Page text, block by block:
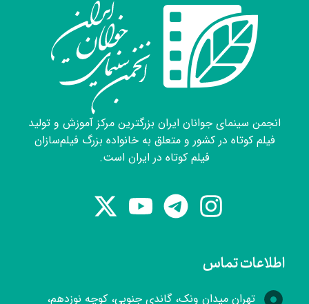
اطلاعات تماس
تهران میدان ونک، گاندی جنوبی، کوچه نوزدهم،
انجمن سینمای جوانان ایران بزرگترین مرکز آموزش و تولید
فیلم کوتاه در کشور و متعلق به خانواده بزرگ فیلم‌سازان
فیلم کوتاه در ایران است.